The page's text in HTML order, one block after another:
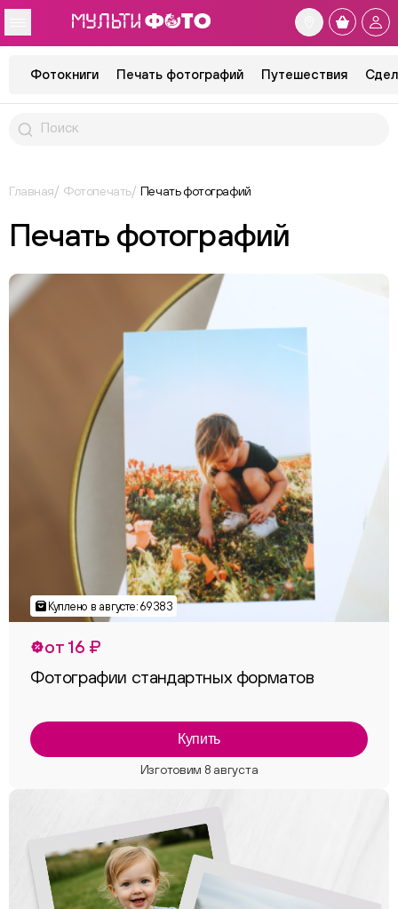
Фотокниги Печать фотографий Путешествия
Главная Фотопечать Печать фотографий
Печать фотографий
от 16 ₽
Фотографии стандартных форматов
Купить